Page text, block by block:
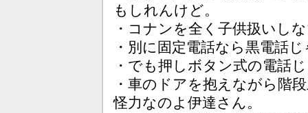
もしれんけど。
・コナンを全く子供扱いし
・別に固定電話なら黒電話
・でも押しボタン式の電話
・車のドアを抱えながら階
怪力なのよ伊達さん。